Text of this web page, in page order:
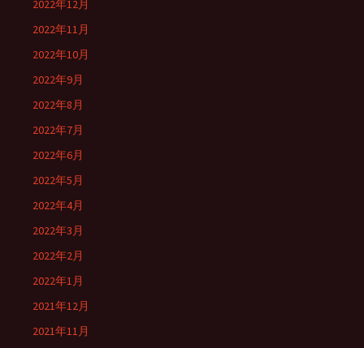
2022年12月
2022年11月
2022年10月
2022年9月
2022年8月
2022年7月
2022年6月
2022年5月
2022年4月
2022年3月
2022年2月
2022年1月
2021年12月
2021年11月